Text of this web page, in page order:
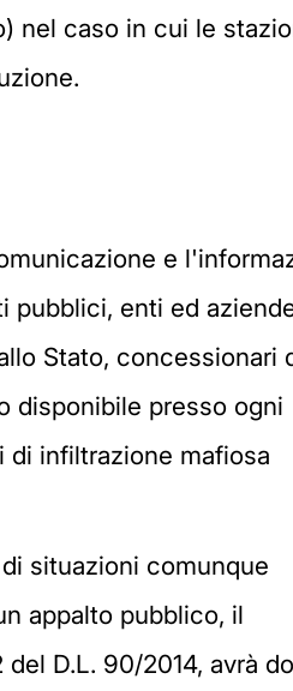
nel caso in cui le
e
pubblici, enti ed
Stato, concessionari
disponibile presso ogni
infiltrazione mafiosa
situazioni comunque
appalto pubblico, il
D.L. 90/2014, avrà